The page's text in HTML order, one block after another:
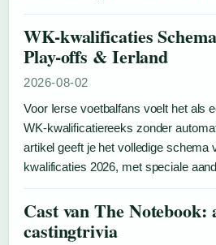
WK-kwalificaties
Play-offs & Ierland
2026-08-02
Voor Ierse voetbalfans voelt het als
WK-kwalificatiereeks zonder
artikel geeft je het volledige schema
kwalificaties 2026, met speciale
Cast van The Notebook:
castingtrivia